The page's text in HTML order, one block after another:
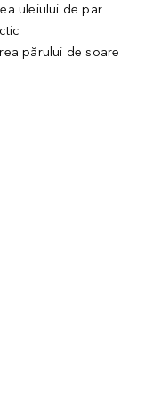
uleiului de par
părului de soare